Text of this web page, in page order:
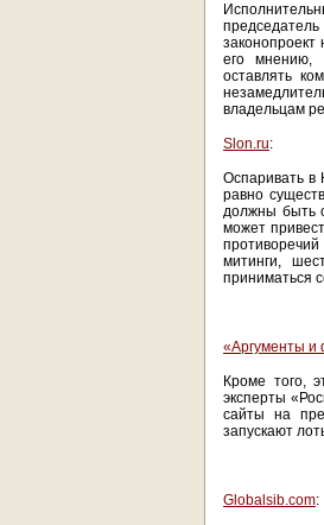
его мнению,
оставлять
владельцам
Slon.ru:
Оспаривать в
равно
должны быть
может
митинги,
приниматься
«Аргументы и
Кроме того,
эксперты
сайты на
запускают
Globalsib.com: